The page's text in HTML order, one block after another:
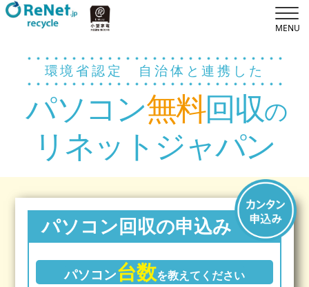
環境省認定 自治体と連携した
パソコン無料回収の
リネットジャパン
パソコン回収の申込み
パソコン台数を教えてください